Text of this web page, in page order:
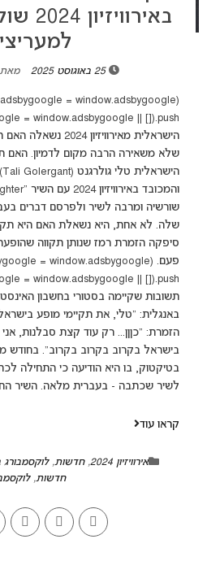
25 באוגוסט 2025 מאת
הישראלית
שלא משאירה הרבה מקום לדמיון. האם
שורשיה ומרבה לשיר ולפרסם דברים
שלה. לא אחת, היא נשאלת האם היא
סיפקה הזמרת רמז שנותן תקווה
תשובות שקיימה בסטורי בחשבון
באנגלית: "טלי, את תקיימי מופע
הזמרת: "כןןן... רק עוד קצת סבלנות,
בישראל בקרוב בקרוב בקרוב". בחודש
בטיקטוק, בו היא הודיעה כי התחילה
לשיר שכתבה - בעברית מלאה. השיר
קראו עוד
אירוויזיון 2024 ,חדשות,לוקסמבורג
חדשות,